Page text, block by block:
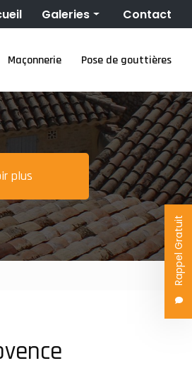
secondaireGaleries
Nettoyage toiture
Ravalement de façade
Étanchéité toiture
Maçonnerie
Pose de gouttières
Contact
Rappel Gratuit
Maçonnerie Pose de gouttières
plus